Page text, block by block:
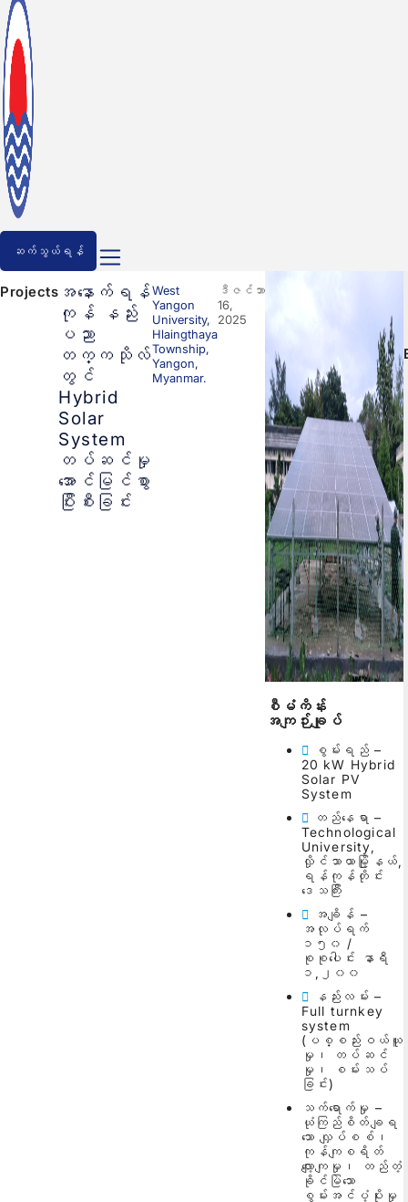
ဆက်သွယ်ရန်
Projects အနောက်ရန်
ကုန် နည်း
ပညာ
တက္ကသိုလ်
တွင်
Hybrid
Solar
System
တပ်ဆင်မှု
အောင်မြင်စွာ
ပြီးစီးခြင်း
West
Yangon
University,
Hlaingthaya
Township,
Yangon,
Myanmar.
ဒီဇင်ဘာ
16,
2025
စီမံကိန်း
အကျဉ်းချုပ်
စွမ်းရည် –
20 kW Hybrid
Solar PV
System
တည်နေရာ –
Technological
University,
လှိုင်သာယာမြို့နယ်,
ရန်ကုန်တိုင်း
ဒေသကြီး
အချိန် –
အလုပ်ရက်
၁၅၀ /
စုစုပေါင်း နာရီ
၁,၂၀၀
နည်းလမ်း –
Full turnkey
system
(ပစ္စည်းဝယ်ယူ
မှု၊ တပ်ဆင်
မှု၊ စမ်းသပ်
ခြင်း)
သက်ရောက်မှု –
ယုံကြည်စိတ်ချရ
သော လျှပ်စစ်၊
ကုန်ကျစရိတ်
လျော့ကျမှု၊ တည်တံ့
ခိုင်မြဲသော
စွမ်းအင်ပံ့ပိုးမှု